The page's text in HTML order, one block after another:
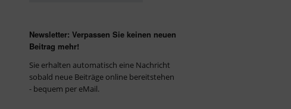
Newsletter: Verpassen Sie keinen neuen
Beitrag mehr!
Sie erhalten automatisch eine Nachricht
sobald neue Beiträge online bereitstehen
- bequem per eMail.